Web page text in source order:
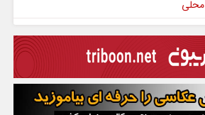
محلی